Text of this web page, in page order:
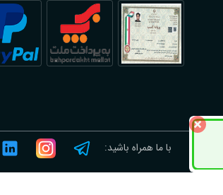
با ما همراه باشید:ترجمه رسمی نروژی در